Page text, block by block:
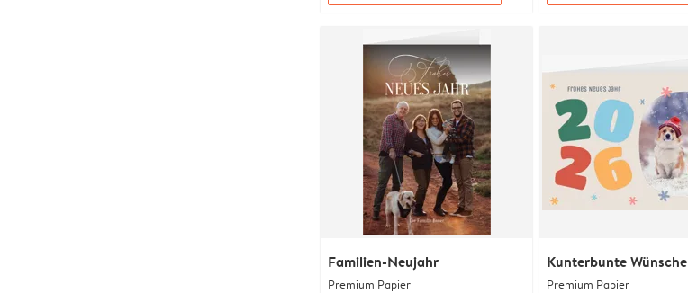
Familien-Neujahr
Premium Papier
Kunterbunte Wünsche
Premium Papier